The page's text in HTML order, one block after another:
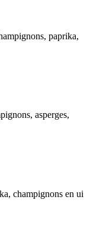
paprika,
asperges,
champignons en ui